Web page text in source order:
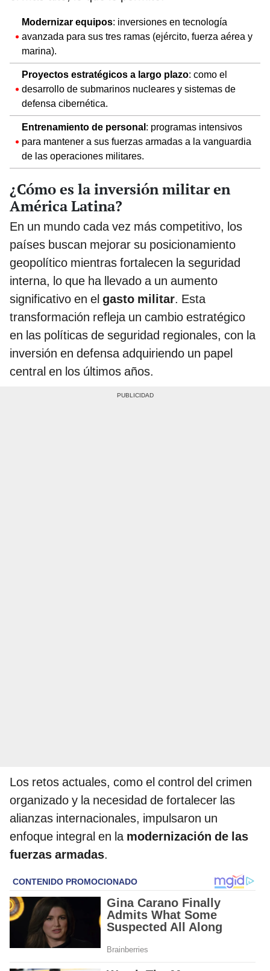
Modernizar equipos: inversiones en tecnología
avanzada para sus tres ramas (ejército, fuerza aérea y
marina).
Proyectos estratégicos a largo plazo: como el
desarrollo de submarinos nucleares y sistemas de
defensa cibernética.
Entrenamiento de personal: programas intensivos
para mantener a sus fuerzas armadas a la vanguardia
de las operaciones militares.
¿Cómo es la inversión militar en
América Latina?
En un mundo cada vez más competitivo, los
países buscan mejorar su posicionamiento
geopolítico mientras fortalecen la seguridad
interna, lo que ha llevado a un aumento
significativo en el gasto militar. Esta
transformación refleja un cambio estratégico
en las políticas de seguridad regionales, con la
inversión en defensa adquiriendo un papel
central en los últimos años.
Los retos actuales, como el control del crimen
organizado y la necesidad de fortalecer las
alianzas internacionales, impulsaron un
enfoque integral en la modernización de las
fuerzas armadas.